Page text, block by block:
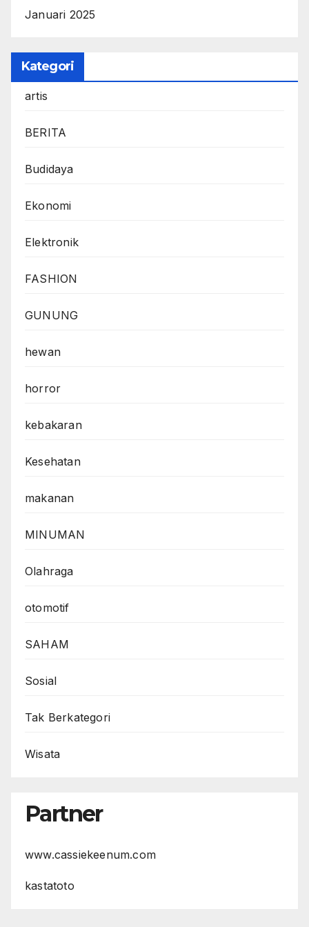
Januari 2025
Kategori
artis
BERITA
Budidaya
Ekonomi
Elektronik
FASHION
GUNUNG
hewan
horror
kebakaran
Kesehatan
makanan
MINUMAN
Olahraga
otomotif
SAHAM
Sosial
Tak Berkategori
Wisata
Partner
www.cassiekeenum.com
kastatoto